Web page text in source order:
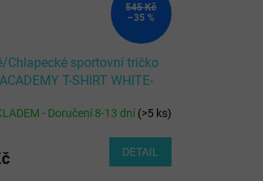
545 Kč
–35 %
Chlapecké sportovní tričko
T-SHIRT WHITE-
- Doručení 8-13 dní(>5 ks)
DETAIL